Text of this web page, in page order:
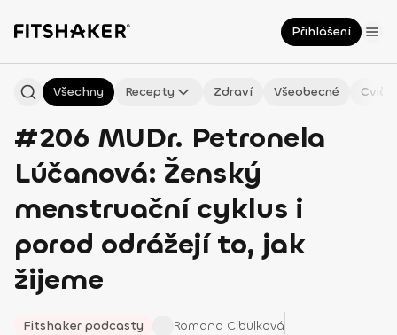
Přihlášení
Všechny Recepty Zdraví Všeobecné
#206 MUDr. Petronela
Lúčanová: Ženský
menstruační cyklus i
porod odrážejí to, jak
žijeme
Fitshaker podcasty Romana Cibulková